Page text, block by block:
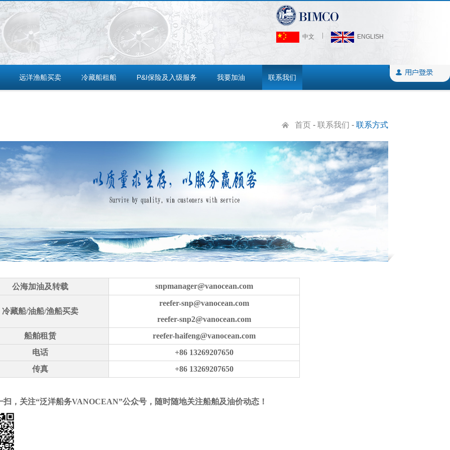
中文 ENGLISH
远洋渔船买卖 冷藏船租船 P&I保险及入级服务 我要加油 联系我们
首页- 联系我们 - 联系方式
公海加油及转载 snpmanager@vanocean.com
冷藏船/油船/渔船买卖
reefer-snp@vanocean.com
reefer-snp2@vanocean.com
船舶租赁
reefer-haifeng@vanocean.com
电话
+86 13269207650
传真
+86 13269207650
扫，关注“泛洋船务VANOCEAN”公众号，随时随地关注船舶及油价动态！